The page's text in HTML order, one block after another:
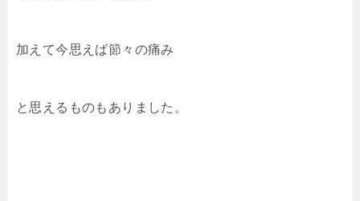
加えて今思えば節々の痛み
と思えるものもありました。